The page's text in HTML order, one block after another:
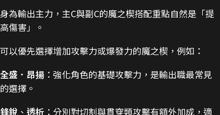
身為輸出主力，主C與副C的魔之楔搭配重點自然是「提
高傷害」。
可以優先選擇增加攻擊力或爆發力的魔之楔，例如：
全盛．昂揚 ：強化角色的基礎攻擊力，是輸出職最常見
的選擇。
鋒銳 、 透析 ：分別對切割與貫穿類攻擊有額外加成，適